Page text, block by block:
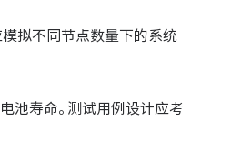
拟不同节点数量下的系统
池寿命。测试用例设计应考